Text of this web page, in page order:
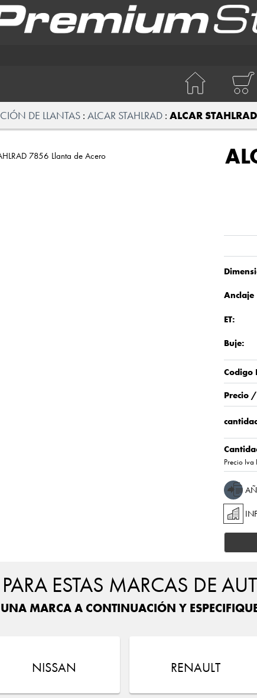
DE LLANTAS ALCAR STAHLRAD ALCAR
Anclaje
ET:
Buje:
Codigo
Precio
Precio Iva
ESTAS MARCAS DE
UNA MARCA A CONTINUACIÓN Y
NISSAN RENAULT